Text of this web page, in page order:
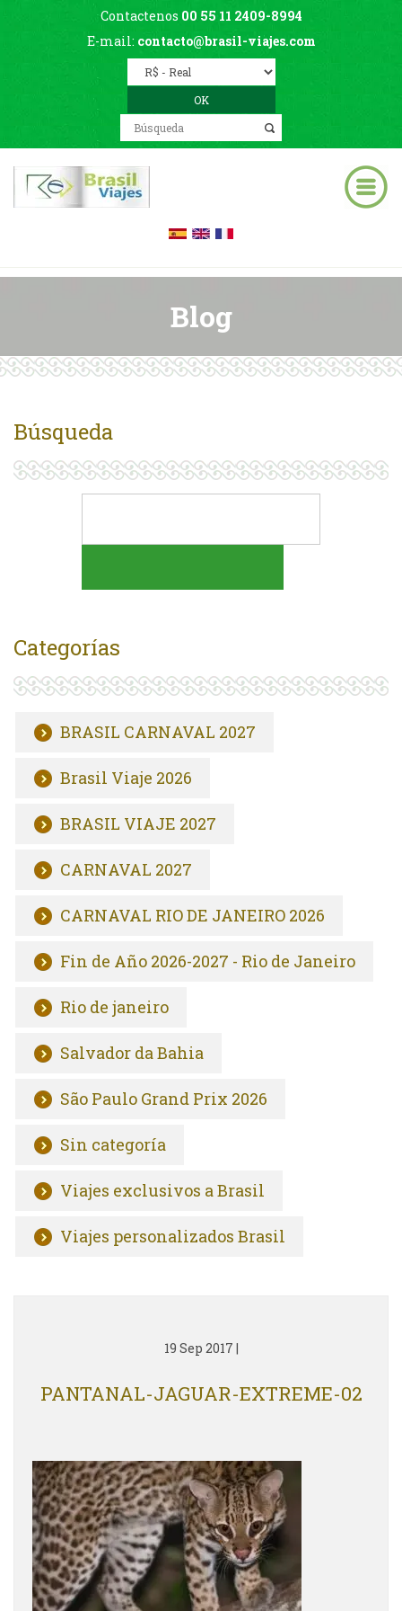
Contactenos 00 55 11 2409-8994
E-mail: contacto@brasil-viajes.com
Blog
Búsqueda
Categorías
BRASIL CARNAVAL 2027
Brasil Viaje 2026
BRASIL VIAJE 2027
CARNAVAL 2027
CARNAVAL RIO DE JANEIRO 2026
Fin de Año 2026-2027 - Rio de Janeiro
Rio de janeiro
Salvador da Bahia
São Paulo Grand Prix 2026
Sin categoría
Viajes exclusivos a Brasil
Viajes personalizados Brasil
19 Sep 2017 |
PANTANAL-JAGUAR-EXTREME-02